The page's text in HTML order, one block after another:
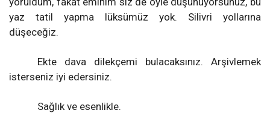
yaz tatil yapma lüksümüz yok. Silivri yollarına
düşeceğiz.
Ekte dava dilekçemi bulacaksınız. Arşivlemek
isterseniz iyi edersiniz.
Sağlık ve esenlikle.